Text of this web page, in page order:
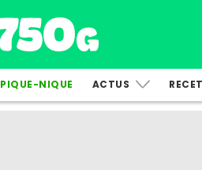
PIQUE-NIQUE ACTUS